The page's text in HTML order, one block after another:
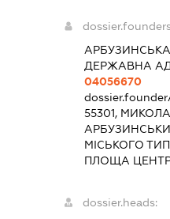
ДЕРЖАВНА
04056670
55301,
МІСЬКОГО
ПЛОЩА
dossier.heads: